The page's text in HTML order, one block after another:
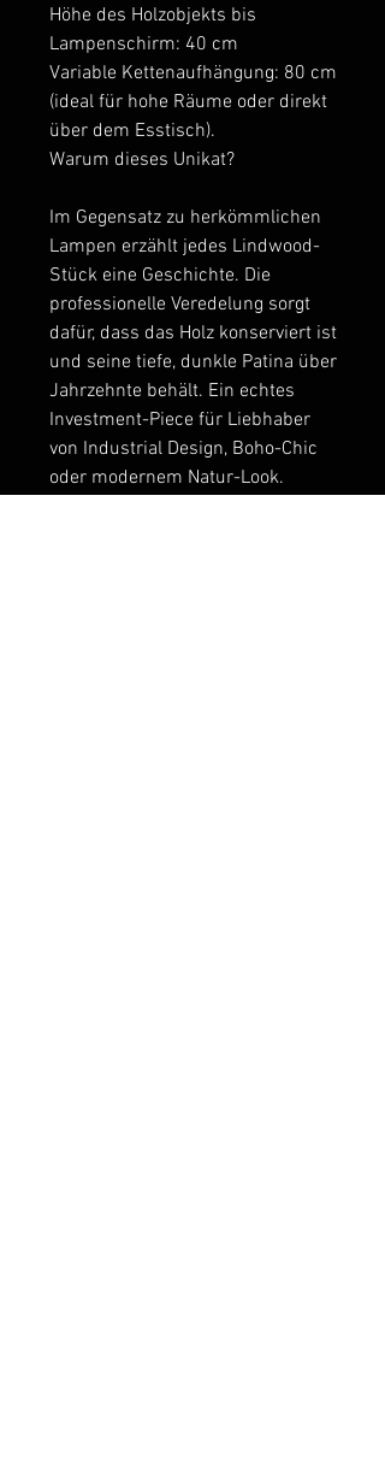
Höhe des Holzobjekts bis
Lampenschirm: 40 cm
Variable Kettenaufhängung: 80 cm
(ideal für hohe Räume oder direkt
über dem Esstisch).
Warum dieses Unikat?
Im Gegensatz zu herkömmlichen
Lampen erzählt jedes Lindwood-
Stück eine Geschichte. Die
professionelle Veredelung sorgt
dafür, dass das Holz konserviert ist
und seine tiefe, dunkle Patina über
Jahrzehnte behält. Ein echtes
Investment-Piece für Liebhaber
von Industrial Design, Boho-Chic
oder modernem Natur-Look.